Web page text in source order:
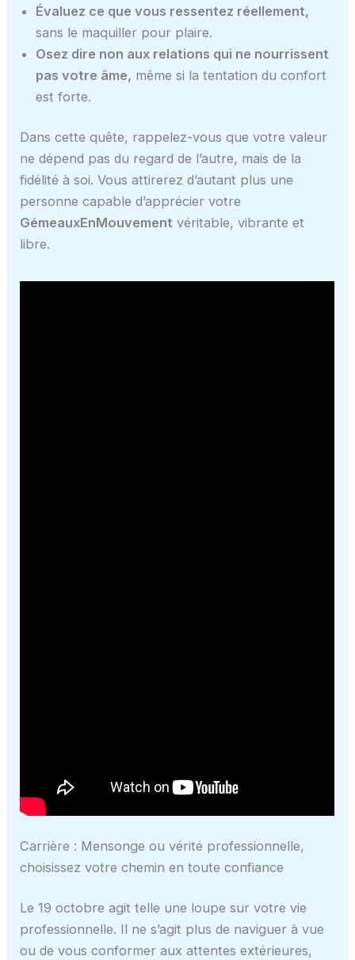
Évaluez ce que vous ressentez réellement,
sans le maquiller pour plaire.
Osez dire non aux relations qui ne nourrissent
pas votre âme, même si la tentation du confort
est forte.
Dans cette quête, rappelez-vous que votre valeur
ne dépend pas du regard de l’autre, mais de la
fidélité à soi. Vous attirerez d’autant plus une
personne capable d’apprécier votre
GémeauxEnMouvement véritable, vibrante et
libre.
Carrière : Mensonge ou vérité professionnelle,
choisissez votre chemin en toute confiance
Le 19 octobre agit telle une loupe sur votre vie
professionnelle. Il ne s’agit plus de naviguer à vue
ou de vous conformer aux attentes extérieures,